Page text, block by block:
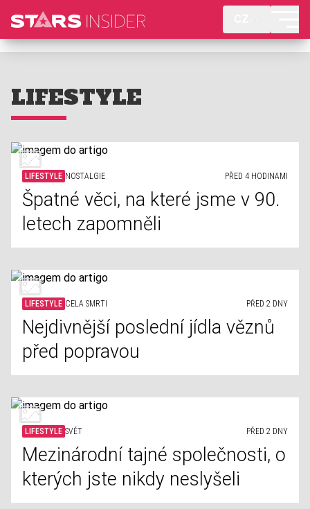
LIFESTYLE
LIFESTYLE NOSTALGIE PŘED 4 HODINAMI
Špatné věci, na které jsme v 90.
letech zapomněli
LIFESTYLE CELA SMRTI PŘED 2 DNY
Nejdivnější poslední jídla věznů
před popravou
LIFESTYLE SVĚT PŘED 2 DNY
Mezinárodní tajné společnosti, o
kterých jste nikdy neslyšeli